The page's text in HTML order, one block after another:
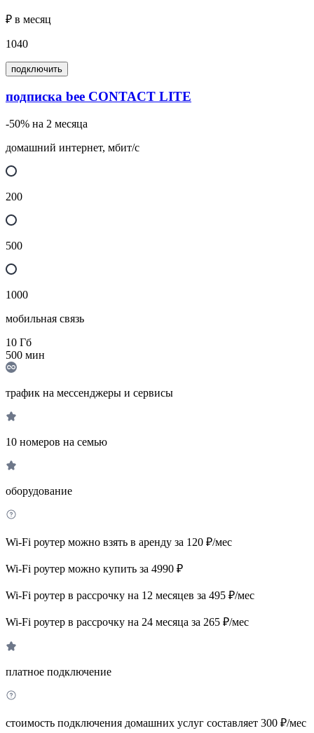
₽ в месяц
1040
подключить
подписка bee CONTACT LITE
-50% на 2 месяца
домашний интернет, мбит/с
200
500
1000
мобильная связь
10 Гб
500 мин
трафик на мессенджеры и сервисы
10 номеров на семью
оборудование
Wi-Fi роутер можно взять в аренду за 120 ₽/мес
Wi-Fi роутер можно купить за 4990 ₽
Wi-Fi роутер в рассрочку на 12 месяцев за 495 ₽/мес
Wi-Fi роутер в рассрочку на 24 месяца за 265 ₽/мес
платное подключение
стоимость подключения домашних услуг составляет 300 ₽/мес